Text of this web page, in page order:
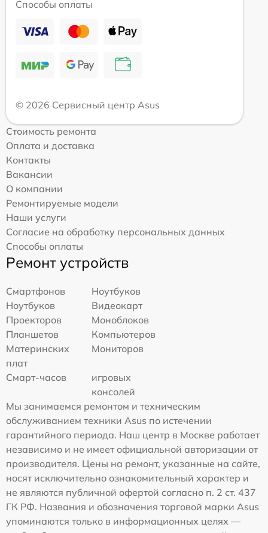
Способы оплаты
© 2026 Сервисный центр Asus
Стоимость ремонта
Оплата и доставка
Контакты
Вакансии
О компании
Ремонтируемые модели
Наши услуги
Согласие на обработку персональных данных
Способы оплаты
Ремонт устройств
Смартфонов
Ноутбуков
Ноутбуков
Видеокарт
Проекторов
Моноблоков
Планшетов
Компьютеров
Материнских
плат
Мониторов
Смарт-часов
игровых
консолей
Мы занимаемся ремонтом и техническим
обслуживанием техники Asus по истечении
гарантийного периода. Наш центр в Москве работает
независимо и не имеет официальной авторизации от
производителя. Цены на ремонт, указанные на сайте,
носят исключительно ознакомительный характер и
не являются публичной офертой согласно п. 2 ст. 437
ГК РФ. Названия и обозначения торговой марки Asus
упоминаются только в информационных целях —